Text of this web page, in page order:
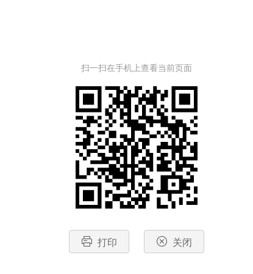
扫一扫在手机上查看当前页面
打印 关闭